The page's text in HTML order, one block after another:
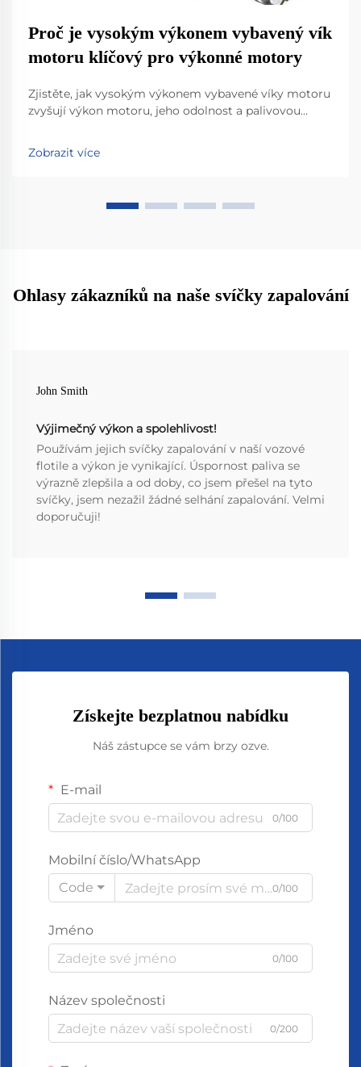
Proč je vysokým výkonem vybavený vík
motoru klíčový pro výkonné motory
Zjistěte, jak vysokým výkonem vybavené víky motoru
zvyšují výkon motoru, jeho odolnost a palivovou
principy pokročilých materiálů a optimalizace
proudění vzduchu. Podívejte se na reálná data a
Zobrazit více
Ohlasy zákazníků na naše svíčky zapalování
John Smith
Výjimečný výkon a spolehlivost!
Používám jejich svíčky zapalování v naší vozové
flotile a výkon je vynikající. Úspornost paliva se
výrazně zlepšila a od doby, co jsem přešel na tyto
svíčky, jsem nezažil žádné selhání zapalování. Velmi
doporučuji!
Získejte bezplatnou nabídku
Náš zástupce se vám brzy ozve.
E-mail
0/100
Mobilní číslo/WhatsApp
Code
0/100
Jméno
0/100
Název společnosti
0/200